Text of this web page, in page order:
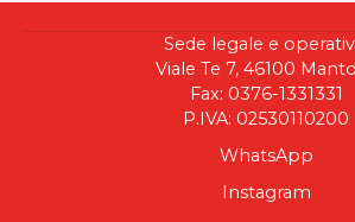
Sede legale e
Viale Te 7, 46100
Fax: 0376-1331331
P.IVA: 02530110200
WhatsApp
Instagram